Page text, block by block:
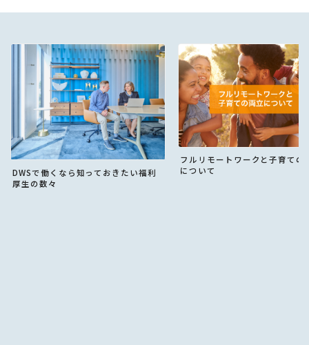
DWSで働くなら知っておきたい福利
厚生の数々
フルリモートワークと子育ての
について